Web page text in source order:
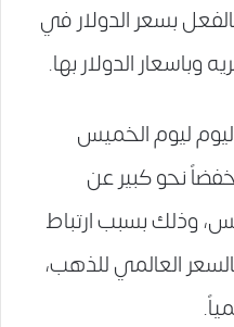
بسعر الدولار في
وباسعار الدولار بها.
ليوم الخميس
من ابريل ٢٠١٧، منخفضاً نحو كبير عن
وذلك بسبب ارتباط
العالمي للذهب،